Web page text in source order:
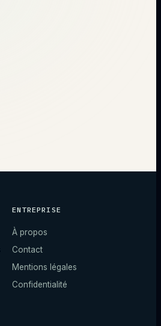
ENTREPRISE
À propos
Contact
Mentions légales
Confidentialité